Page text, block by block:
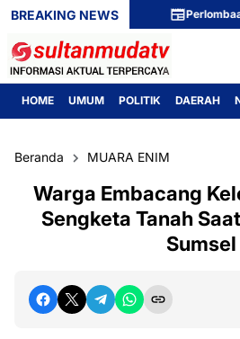
BREAKING NEWS Perlombaan
HOME UMUM POLITIK DAERAH
Beranda MUARA ENIM
Warga Embacang
Sengketa Tanah
Sumsel